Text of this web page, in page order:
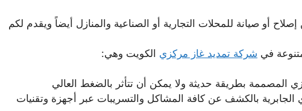
أو صيانة للمحلات التجارية أو الصناعية والمنازل أيضاً ويقدم لكم
في شركة تمديد غاز مركزي الكويت وهي:
المصممة بطريقة حديثة ولا يمكن أن تتأثر بالضغط العالي
بالكشف عن كافة المشاكل والتسريبات عبر أجهزة وتقنيات